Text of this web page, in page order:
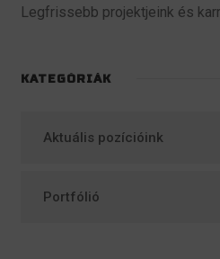
Legfrissebb projektjeink és
KATEGÓRIÁK
Aktuális pozícióink
Portfólió